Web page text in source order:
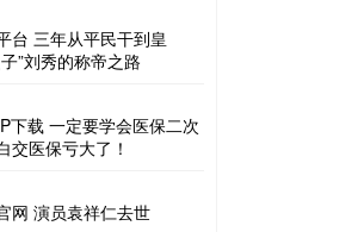
台 三年从平民干到皇
”刘秀的称帝之路
下载 一定要学会医保二次
交医保亏大了！
网 演员袁祥仁去世